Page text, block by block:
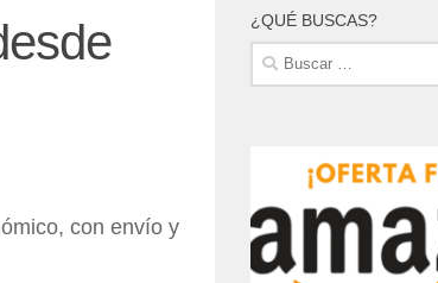
con envío y
¿QUÉ BUSCAS?
Buscar: